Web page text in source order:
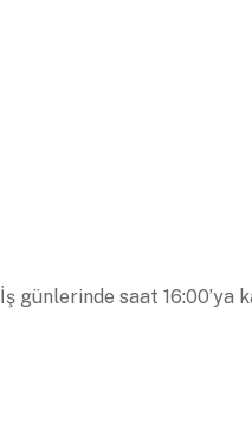
İş günlerinde saat